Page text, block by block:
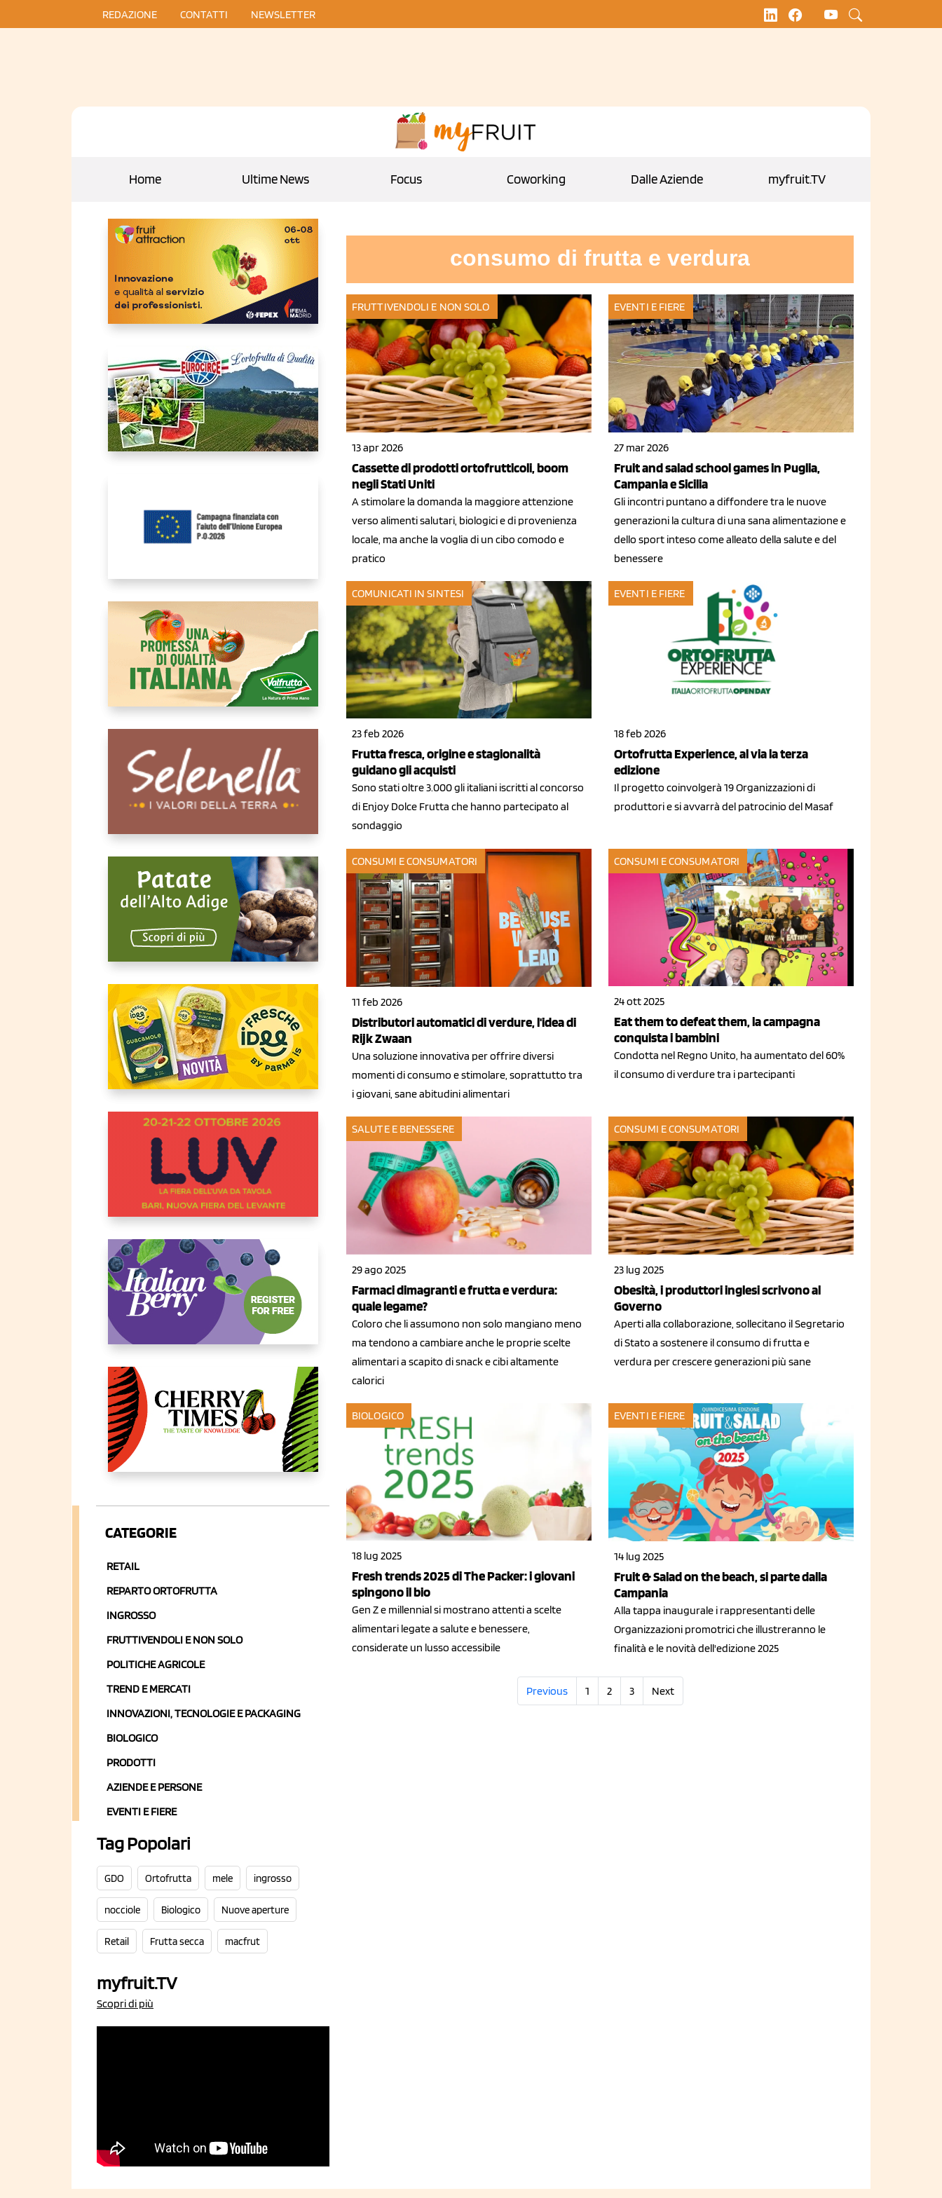
REDAZIONE CONTATTI NEWSLETTER
Home Ultime News Focus Coworking Dalle Aziende myfruit.TV
CATEGORIE
RETAIL
REPARTO ORTOFRUTTA
INGROSSO
FRUTTIVENDOLI E NON SOLO
POLITICHE AGRICOLE
TREND E MERCATI
INNOVAZIONI, TECNOLOGIE E PACKAGING
BIOLOGICO
PRODOTTI
AZIENDE E PERSONE
EVENTI E FIERE
Tag Popolari
GDO Ortofrutta mele ingrosso
nocciole Biologico Nuove aperture
Retail Frutta secca macfrut
myfruit.TV
Scopri di più
consumo di frutta e verdura
FRUTTIVENDOLI E NON SOLO
13 apr 2026
Cassette di prodotti ortofrutticoli, boom
negli Stati Uniti
A stimolare la domanda la maggiore attenzione
verso alimenti salutari, biologici e di provenienza
locale, ma anche la voglia di un cibo comodo e
pratico
EVENTI E FIERE
27 mar 2026
Fruit and salad school games in Puglia,
Campania e Sicilia
Gli incontri puntano a diffondere tra le nuove
generazioni la cultura di una sana alimentazione e
dello sport inteso come alleato della salute e del
benessere
COMUNICATI IN SINTESI
23 feb 2026
Frutta fresca, origine e stagionalità
guidano gli acquisti
Sono stati oltre 3.000 gli italiani iscritti al concorso
di Enjoy Dolce Frutta che hanno partecipato al
sondaggio
EVENTI E FIERE
18 feb 2026
Ortofrutta Experience, al via la terza
edizione
Il progetto coinvolgerà 19 Organizzazioni di
produttori e si avvarrà del patrocinio del Masaf
CONSUMI E CONSUMATORI
11 feb 2026
Distributori automatici di verdure, l'idea di
Rijk Zwaan
Una soluzione innovativa per offrire diversi
momenti di consumo e stimolare, soprattutto tra
i giovani, sane abitudini alimentari
CONSUMI E CONSUMATORI
24 ott 2025
Eat them to defeat them, la campagna
conquista i bambini
Condotta nel Regno Unito, ha aumentato del 60%
il consumo di verdure tra i partecipanti
SALUTE E BENESSERE
29 ago 2025
Farmaci dimagranti e frutta e verdura:
quale legame?
Coloro che li assumono non solo mangiano meno
ma tendono a cambiare anche le proprie scelte
alimentari a scapito di snack e cibi altamente
calorici
CONSUMI E CONSUMATORI
23 lug 2025
Obesità, i produttori inglesi scrivono al
Governo
Aperti alla collaborazione, sollecitano il Segretario
di Stato a sostenere il consumo di frutta e
verdura per crescere generazioni più sane
BIOLOGICO
18 lug 2025
Fresh trends 2025 di The Packer: i giovani
spingono il bio
Gen Z e millennial si mostrano attenti a scelte
alimentari legate a salute e benessere,
considerate un lusso accessibile
EVENTI E FIERE
14 lug 2025
Fruit & Salad on the beach, si parte dalla
Campania
Alla tappa inaugurale i rappresentanti delle
Organizzazioni promotrici che illustreranno le
finalità e le novità dell'edizione 2025
Previous 1 2 3 Next